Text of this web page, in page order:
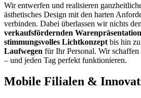
Wir entwerfen und realisieren
ästhetisches Design mit den harten
verbinden. Dabei überlassen wir nichts
verkaufsfördernden Warenpräsentation
stimmungsvolles Lichtkonzept bis hin zu
Laufwegen für Ihr Personal. Wir schaffen
– und jeden Tag perfekt funktionieren.
Mobile Filialen &